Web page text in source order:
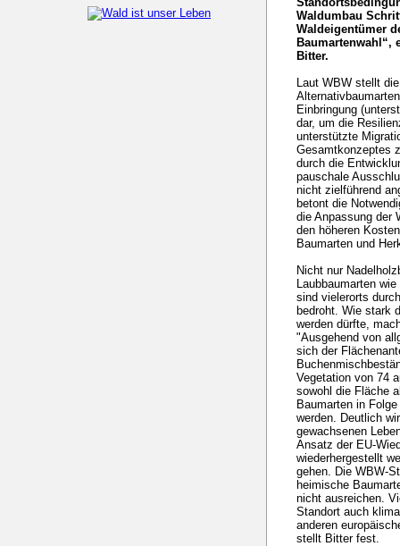
Waldumbau
Waldeigentümer
Baumartenwahl“,
Bitter.
Laut WBW stellt
Einbringung
dar, um die
unterstützte
Gesamtkonzeptes
durch die
pauschale
nicht zielführend
betont die
die Anpassung der
den höheren
Baumarten und
Nicht nur
Laubbaumarten
sind vielerorts
bedroht. Wie stark
werden dürfte,
"Ausgehend von
sich der
Vegetation von 74
sowohl die Fläche
Baumarten in
werden. Deutlich
gewachsenen
Ansatz der EU-
wiederhergestellt
gehen. Die WBW-
heimische
nicht ausreichen.
Standort auch
anderen
stellt Bitter fest.